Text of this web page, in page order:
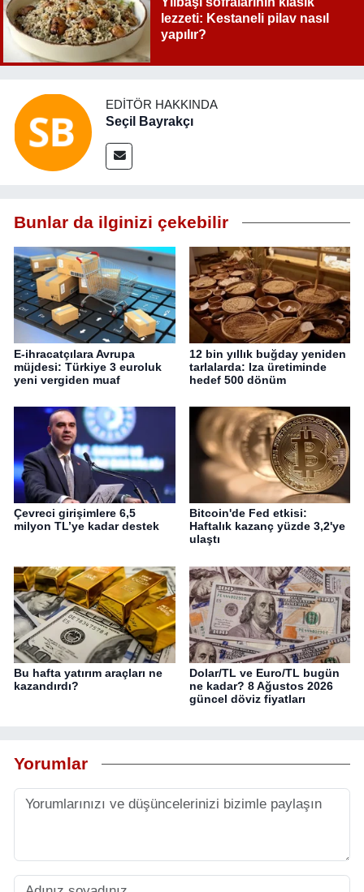
lezzeti: Kestaneli pilav nasıl
yapılır?
EDITÖR HAKKINDA
Seçil Bayrakçı
Bunlar da ilginizi çekebilir
E-ihracatçılara Avrupa
müjdesi: Türkiye 3 euroluk
yeni vergiden muaf
12 bin yıllık buğday yeniden
tarlalarda: Iza üretiminde
hedef 500 dönüm
Çevreci girişimlere 6,5
milyon TL’ye kadar destek
Bitcoin'de Fed etkisi:
Haftalık kazanç yüzde 3,2'ye
ulaştı
Bu hafta yatırım araçları ne
kazandırdı?
Dolar/TL ve Euro/TL bugün
ne kadar? 8 Ağustos 2026
güncel döviz fiyatları
Yorumlar